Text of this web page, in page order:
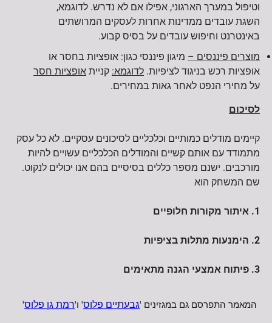
וטיפול במערך הארגוני, אפילו אם לא נדרש. לדוגמא,
השגת עובדים ממדינות אחרות לעסקים המרושתים
באינטרנט וחיפוש עובדים על בסיס קבוע.
מוצרים פיננסים – מיגון פיננסי כגון: אופציות בחסר או
אופציות רכש בניגוד לציפיות. לדוגמא: קניית אופציות חסר
על מחירי הנפט לאחר גאות במחירים.
לסיכום
קיימים מודלים כמותיים וכלכליים לסיכונים עסקיים. לא כל עסק
מתמודד עם אותם קשיים והמודלים הכלכליים עשויים להיות
מורכבים. ישנם מספר כללים בסיסיים בהם אנו יכולים לנקוט.
שם המשחק הוא
1. איתור מקורות חלופיים
2. הימנעות מתלות בציפיות
3. פיתוח אמצעי הגנה מתאימים
המאמר התפרסם גם במגזינים 'גבעתיים פלוס' ו'רמת גן פלוס'